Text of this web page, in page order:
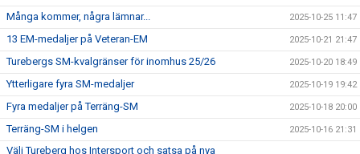
Många kommer, några lämnar... 2025-10-25 11:47
13 EM-medaljer på Veteran-EM 2025-10-21 21:47
Turebergs SM-kvalgränser för inomhus 25/26 2025-10-20 18:49
Ytterligare fyra SM-medaljer 2025-10-19 19:42
Fyra medaljer på Terräng-SM 2025-10-18 20:00
Terräng-SM i helgen 2025-10-16 21:31
Välj Tureberg hos Intersport och satsa på nya